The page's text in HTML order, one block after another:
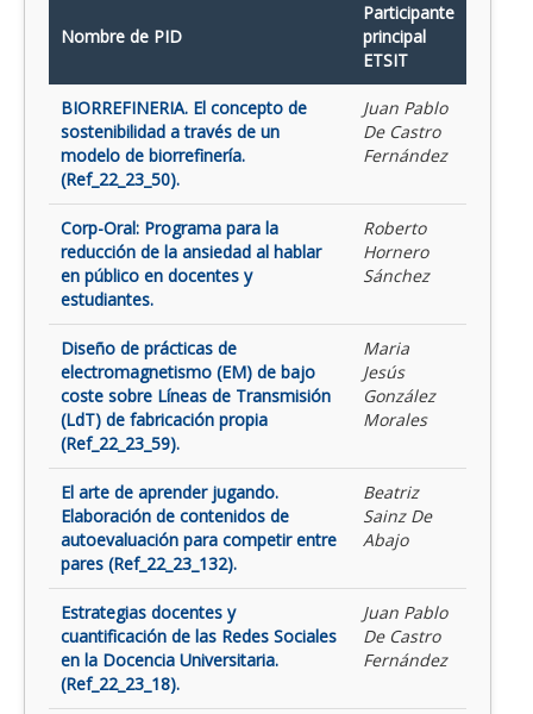
Nombre de PID
Participante
principal
ETSIT
BIORREFINERIA. El concepto de
sostenibilidad a través de un
modelo de biorrefinería.
(Ref_22_23_50).
Juan Pablo
De Castro
Fernández
Corp-Oral: Programa para la
reducción de la ansiedad al hablar
en público en docentes y
estudiantes.
Roberto
Hornero
Sánchez
Diseño de prácticas de
electromagnetismo (EM) de bajo
coste sobre Líneas de Transmisión
(LdT) de fabricación propia
(Ref_22_23_59).
Maria
Jesús
González
Morales
El arte de aprender jugando.
Elaboración de contenidos de
autoevaluación para competir entre
pares (Ref_22_23_132).
Beatriz
Sainz De
Abajo
Estrategias docentes y
cuantificación de las Redes Sociales
en la Docencia Universitaria.
(Ref_22_23_18).
Juan Pablo
De Castro
Fernández